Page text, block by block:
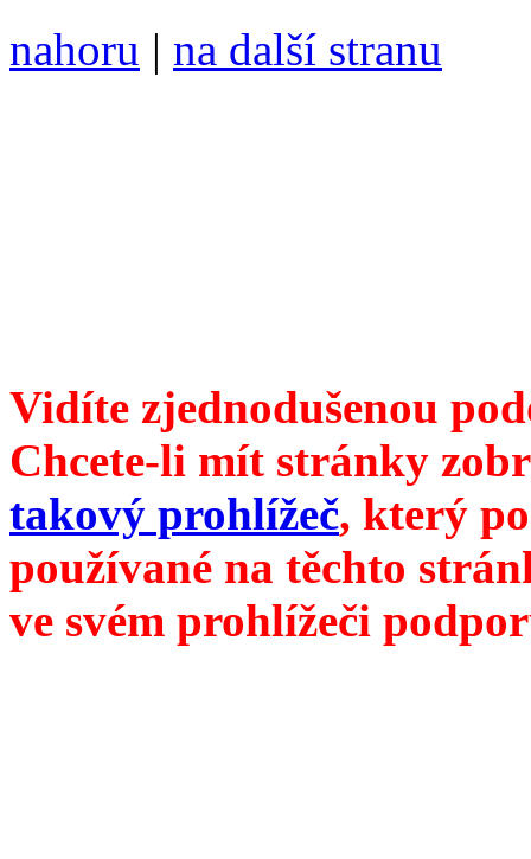
nahoru | na další stranu
Vidíte zjednodušenou
Chcete-li mít stránky
takový prohlížeč, který
používané na těchto
ve svém prohlížeči